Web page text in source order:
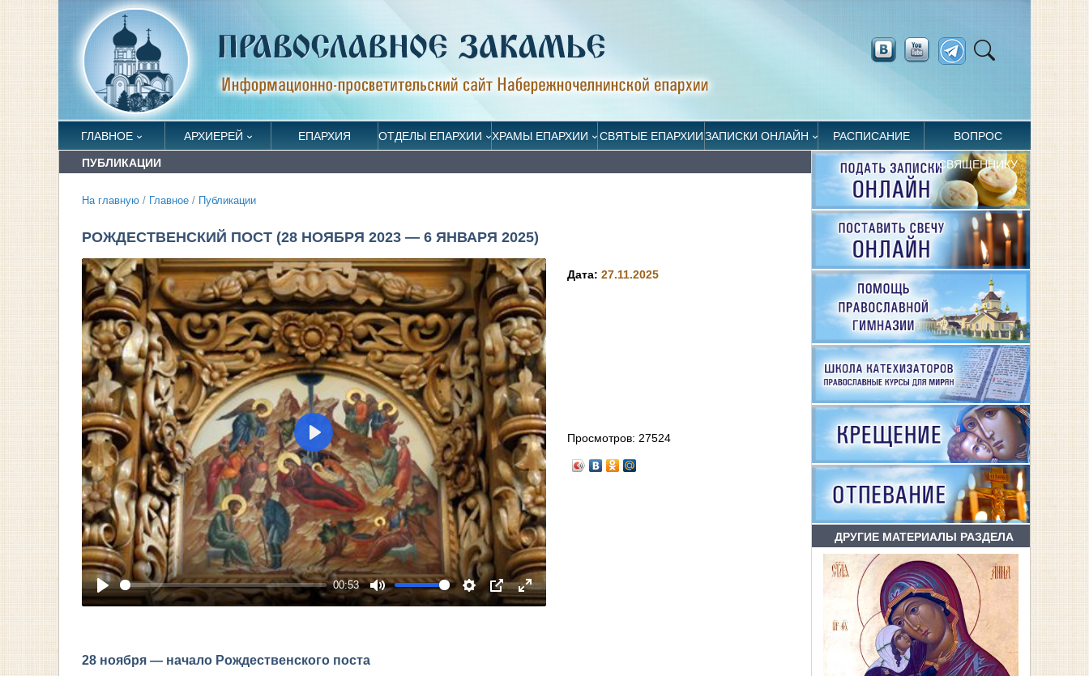
ГЛАВНОЕ АРХИЕРЕЙ ЕПАРХИЯ ОТДЕЛЫ ЕПАРХИИ ХРАМЫ ЕПАРХИИ СВЯТЫЕ ЕПАРХИИЗАПИСКИ ОНЛАЙН РАСПИСАНИЕ ВОПРОС
СВЯЩЕННИКУ
ПУБЛИКАЦИИ
На главную / Главное / Публикации
РОЖДЕСТВЕНСКИЙ ПОСТ (28 НОЯБРЯ 2023 — 6 ЯНВАРЯ 2025)
Play
00:53
Mute SettingsPIP
Enter
Play
Дата:27.11.2025
Просмотров: 27524
28 ноября — начало Рождественского поста
ДРУГИЕ МАТЕРИАЛЫ РАЗДЕЛА